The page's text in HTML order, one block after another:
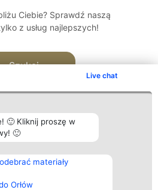
Live chat
🙂 Kliknij proszę w
🙂
materiały
Orłów
Ciebie? Sprawdź naszą
z usług najlepszych!
Szukaj
Plebiscyt
Laureaci
wszystkich
Kontakt
Kontakt